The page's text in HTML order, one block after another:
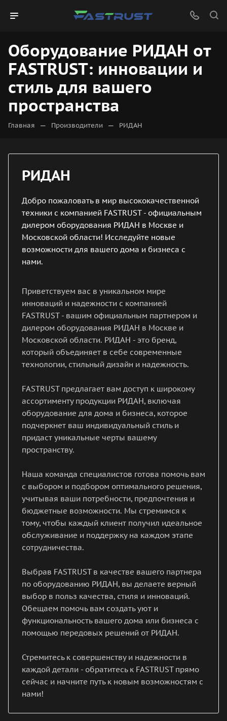
Оборудование РИДАН от
FASTRUST: инновации и
стиль для вашего
пространства
Главная — Производители — РИДАН
РИДАН
Добро пожаловать в мир высококачественной
техники с компанией FASTRUST - официальным
дилером оборудования РИДАН в Москве и
Московской области! Исследуйте новые
возможности для вашего дома и бизнеса с
нами.
Приветствуем вас в уникальном мире
инноваций и надежности с компанией
FASTRUST - вашим официальным партнером и
дилером оборудования РИДАН в Москве и
Московской области. РИДАН - это бренд,
который объединяет в себе современные
технологии, стильный дизайн и надежность.
FASTRUST предлагает вам доступ к широкому
ассортименту продукции РИДАН, включая
оборудование для дома и бизнеса, которое
подчеркнет ваш индивидуальный стиль и
придаст уникальные черты вашему
пространству.
Наша команда специалистов готова помочь вам
с выбором и подбором оптимального решения,
учитывая ваши потребности, предпочтения и
бюджетные возможности. Мы стремимся к
тому, чтобы каждый клиент получил идеальное
обслуживание и поддержку на каждом этапе
сотрудничества.
Выбрав FASTRUST в качестве вашего партнера
по оборудованию РИДАН, вы делаете верный
выбор в польз качества, стиля и инноваций.
Обещаем помочь вам создать уют и
функциональность вашего дома или бизнеса с
помощью передовых решений от РИДАН.
Стремитесь к совершенству и надежности в
каждой детали - обратитесь к FASTRUST прямо
сейчас и начните путь к новым возможностям с
нами!